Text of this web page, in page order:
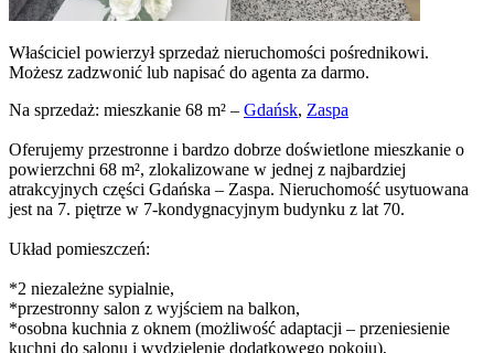
Właściciel powierzył sprzedaż nieruchomości pośrednikowi.
Możesz zadzwonić lub napisać do agenta za darmo.
Na sprzedaż: mieszkanie 68 m² – Gdańsk, Zaspa
Oferujemy przestronne i bardzo dobrze doświetlone mieszkanie o
powierzchni 68 m², zlokalizowane w jednej z najbardziej
atrakcyjnych części Gdańska – Zaspa. Nieruchomość usytuowana
jest na 7. piętrze w 7-kondygnacyjnym budynku z lat 70.
Układ pomieszczeń:
*2 niezależne sypialnie,
*przestronny salon z wyjściem na balkon,
*osobna kuchnia z oknem (możliwość adaptacji – przeniesienie
kuchni do salonu i wydzielenie dodatkowego pokoju),